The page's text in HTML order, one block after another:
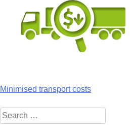
Post
navigation
Minimised transport costs
Search
for: